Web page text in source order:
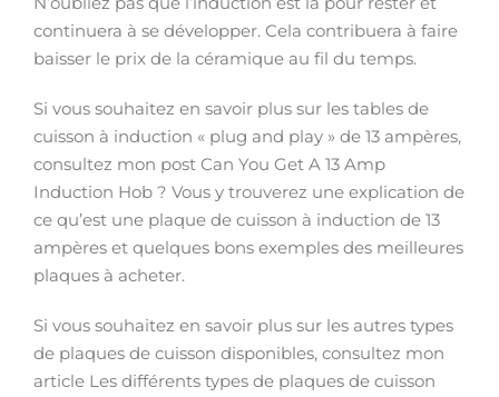
continuera à se développer. Cela contribuera à faire
baisser le prix de la céramique au fil du temps.
Si vous souhaitez en savoir plus sur les tables de
cuisson à induction « plug and play » de 13 ampères,
consultez mon post Can You Get A 13 Amp
Induction Hob ? Vous y trouverez une explication de
ce qu’est une plaque de cuisson à induction de 13
ampères et quelques bons exemples des meilleures
plaques à acheter.
Si vous souhaitez en savoir plus sur les autres types
de plaques de cuisson disponibles, consultez mon
article Les différents types de plaques de cuisson